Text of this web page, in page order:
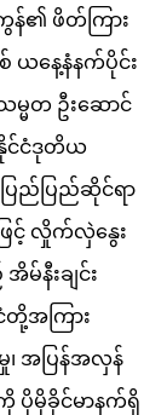
ကွန်၏ ဖိတ်ကြား
စ် ယနေ့နံနက်ပိုင်း
မတ ဦးဆောင်
င်ငံဒုတိယ
ပြည်ပြည်ဆိုင်ရာ
င့် လှိုက်လှဲနွေး
းချင်း
တို့အကြား
၊ အပြန်အလှန်
ပိုမိုခိုင်မာနက်ရှိ